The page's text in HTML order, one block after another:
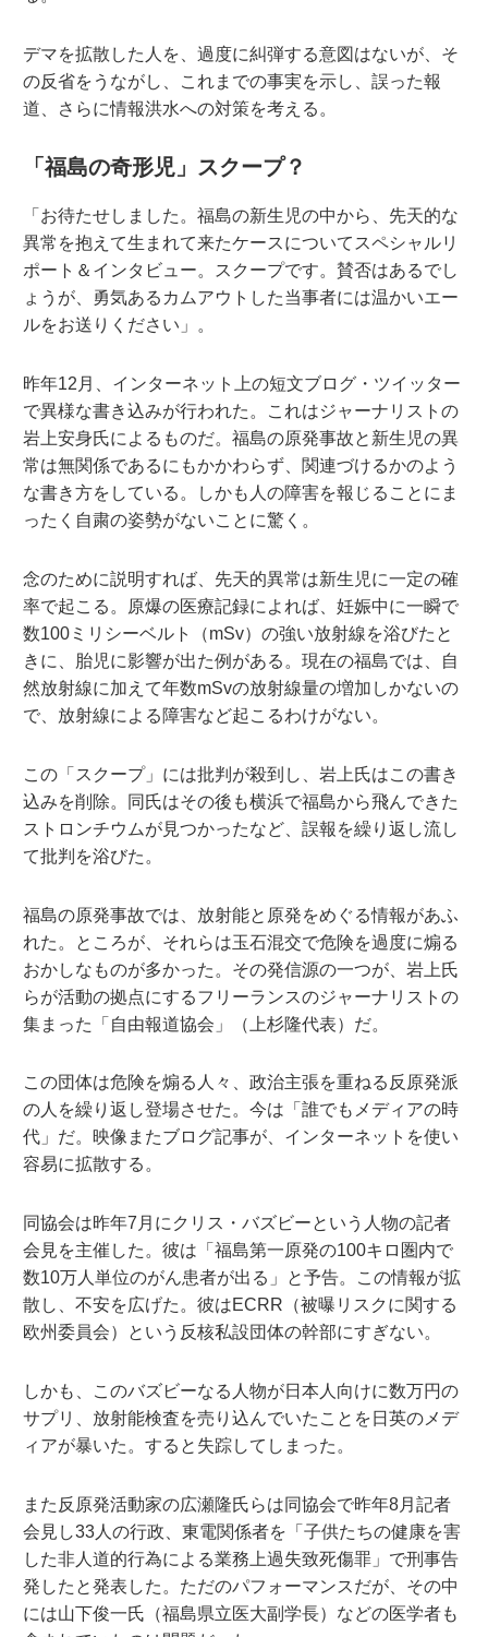
デマを拡散した人を、過度に糾弾する意図はないが、そ
の反省をうながし、これまでの事実を示し、誤った報
道、さらに情報洪水への対策を考える。
「福島の奇形児」スクープ？
「お待たせしました。福島の新生児の中から、先天的な
異常を抱えて生まれて来たケースについてスペシャルリ
ポート＆インタビュー。スクープです。賛否はあるでし
ょうが、勇気あるカムアウトした当事者には温かいエー
ルをお送りください」。
昨年12月、インターネット上の短文ブログ・ツイッター
で異様な書き込みが行われた。これはジャーナリストの
岩上安身氏によるものだ。福島の原発事故と新生児の異
常は無関係であるにもかかわらず、関連づけるかのよう
な書き方をしている。しかも人の障害を報じることにま
ったく自粛の姿勢がないことに驚く。
念のために説明すれば、先天的異常は新生児に一定の確
率で起こる。原爆の医療記録によれば、妊娠中に一瞬で
数100ミリシーベルト（mSv）の強い放射線を浴びたと
きに、胎児に影響が出た例がある。現在の福島では、自
然放射線に加えて年数mSvの放射線量の増加しかないの
で、放射線による障害など起こるわけがない。
この「スクープ」には批判が殺到し、岩上氏はこの書き
込みを削除。同氏はその後も横浜で福島から飛んできた
ストロンチウムが見つかったなど、誤報を繰り返し流し
て批判を浴びた。
福島の原発事故では、放射能と原発をめぐる情報があふ
れた。ところが、それらは玉石混交で危険を過度に煽る
おかしなものが多かった。その発信源の一つが、岩上氏
らが活動の拠点にするフリーランスのジャーナリストの
集まった「自由報道協会」（上杉隆代表）だ。
この団体は危険を煽る人々、政治主張を重ねる反原発派
の人を繰り返し登場させた。今は「誰でもメディアの時
代」だ。映像またブログ記事が、インターネットを使い
容易に拡散する。
同協会は昨年7月にクリス・バズビーという人物の記者
会見を主催した。彼は「福島第一原発の100キロ圏内で
数10万人単位のがん患者が出る」と予告。この情報が拡
散し、不安を広げた。彼はECRR（被曝リスクに関する
欧州委員会）という反核私設団体の幹部にすぎない。
しかも、このバズビーなる人物が日本人向けに数万円の
サプリ、放射能検査を売り込んでいたことを日英のメデ
ィアが暴いた。すると失踪してしまった。
また反原発活動家の広瀬隆氏らは同協会で昨年8月記者
会見し33人の行政、東電関係者を「子供たちの健康を害
した非人道的行為による業務上過失致死傷罪」で刑事告
発したと発表した。ただのパフォーマンスだが、その中
には山下俊一氏（福島県立医大副学長）などの医学者も